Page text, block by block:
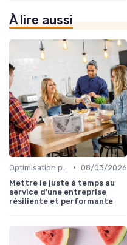
À lire aussi
• 08/03/2026
Mettre le juste à temps au
service d’une entreprise
résiliente et performante